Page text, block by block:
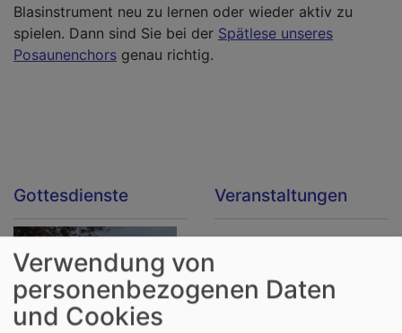
Blasinstrument neu zu lernen oder wieder aktiv zu
spielen. Dann sind Sie bei der Spätlese unseres
Posaunenchors genau richtig.
Gottesdienste Veranstaltungen
Verwendung von
personenbezogenen Daten
und Cookies